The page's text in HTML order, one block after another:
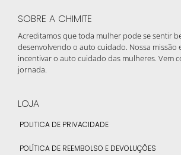
SOBRE A CHIMITE
Acreditamos que toda mulher pode se sentir
desenvolvendo o auto cuidado. Nossa missão
incentivar o auto cuidado das mulheres. Vem
jornada.
LOJA
POLITICA DE PRIVACIDADE
POLÍTICA DE REEMBOLSO E DEVOLUÇÕES